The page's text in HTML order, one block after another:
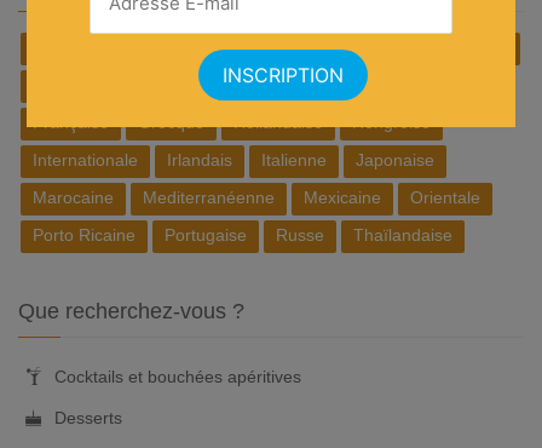
Américaine Anglaise
Chinoise Cubaine
Internationale
Irlandais Italienne
Japonaise
Marocaine
Mediterranéenne Mexicaine
Orientale
Porto Ricaine
Portugaise Russe Thaïlandaise
Que recherchez-vous ?
Cocktails et bouchées apéritives
Desserts